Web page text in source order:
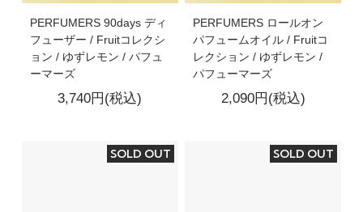
PERFUMERS 90days ディ
フューザー / Fruitコレクシ
ョン / ゆずレモン / パフュ
ーマーズ
3,740円(税込)
PERFUMERS ロールオン
パフュームオイル / Fruitコ
レクション / ゆずレモン /
パフューマーズ
2,090円(税込)
SOLD OUT SOLD OUT